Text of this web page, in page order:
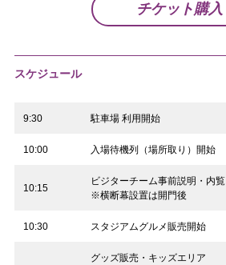
チケット購入
スケジュール
9:30 駐車場 利用開始
10:00 入場待機列（場所取り）開始
10:15
ビジターチーム事前説明・内覧
※横断幕設置は開門後
10:30 スタジアムグルメ販売開始
グッズ販売・キッズエリア